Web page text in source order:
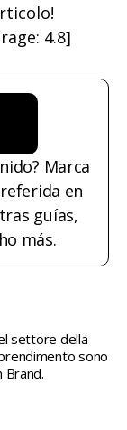
4.8]
Marca
en
guías,
más.
settore della
sono
Brand.